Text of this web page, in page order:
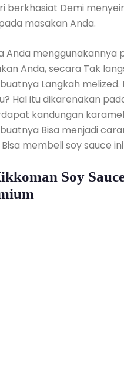
berkhasiat Demi
masakan Anda.
Anda menggunakannya
Anda, secara Tak
Langkah melized.
Hal itu dikarenakan
kandungan
Bisa menjadi
membeli soy sauce
Soy